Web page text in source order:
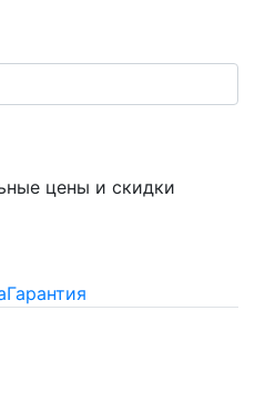
цены и скидки
Гарантия